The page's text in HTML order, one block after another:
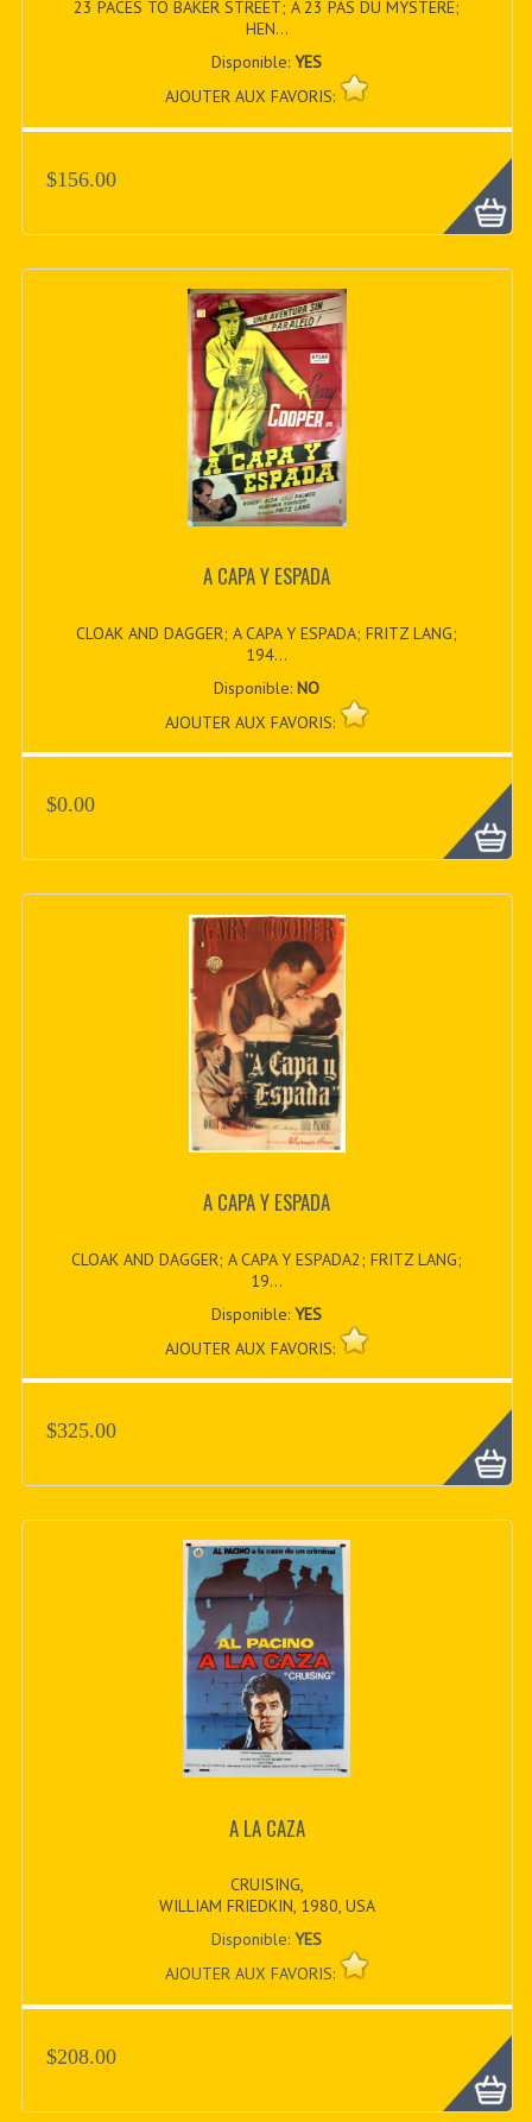
23 PACES TO BAKER STREET; A 23 PAS DU MYSTERE;
HEN...
Disponible:YES
AJOUTER AUX FAVORIS:
$156.00
A CAPA Y ESPADA
CLOAK AND DAGGER; A CAPA Y ESPADA; FRITZ LANG;
194...
Disponible:NO
AJOUTER AUX FAVORIS:
$0.00
A CAPA Y ESPADA
CLOAK AND DAGGER; A CAPA Y ESPADA2; FRITZ LANG;
19...
Disponible:YES
AJOUTER AUX FAVORIS:
$325.00
A LA CAZA
CRUISING,
WILLIAM FRIEDKIN, 1980, USA
Disponible:YES
AJOUTER AUX FAVORIS:
$208.00